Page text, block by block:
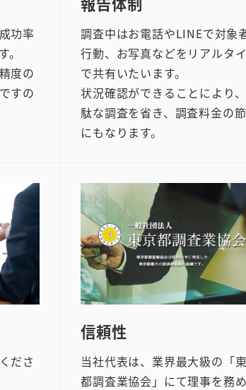
功率
度の
すの
調査中はお電話やLINEで対象
行動、お写真などをリアルタ
で共有いたいます。
状況確認ができることにより
駄な調査を省き、調査料金の
にもなります。
ださ
信頼性
当社代表は、業界最大級の「
都調査業協会」にて理事を務